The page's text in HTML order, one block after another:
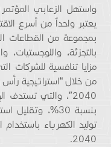
واستهل الزعابي
يعتبر واحداً من أسرع
بمجموعة من القطاعات
بالتجزئة، واللوجستيات،
مزايا تنافسية للشركات
من خلال “استراتيجية رأس
2040″، والتي
2040.